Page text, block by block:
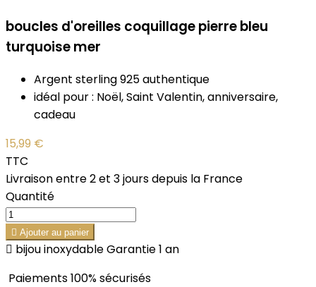
boucles d'oreilles coquillage pierre bleu
turquoise mer
Argent sterling 925 authentique
idéal pour : Noël, Saint Valentin, anniversaire,
cadeau
15,99 €
TTC
Livraison entre 2 et 3 jours depuis la France
Quantité
 Ajouter au panier
 bijou inoxydable Garantie 1 an
Paiements 100% sécurisés